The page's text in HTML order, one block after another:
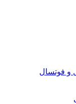
و فوتسال